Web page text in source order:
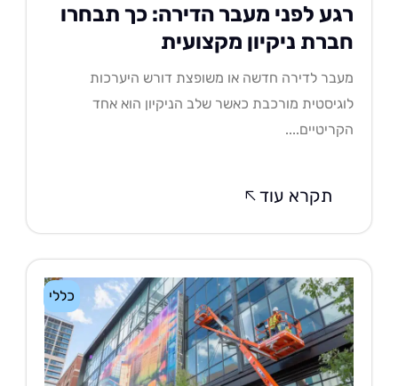
לפני מעבר הדירה: כך תבחרו
ניקיון מקצועית
לדירה חדשה או משופצת דורש היערכות
מורכבת כאשר שלב הניקיון הוא אחד
תקרא עוד
כללי